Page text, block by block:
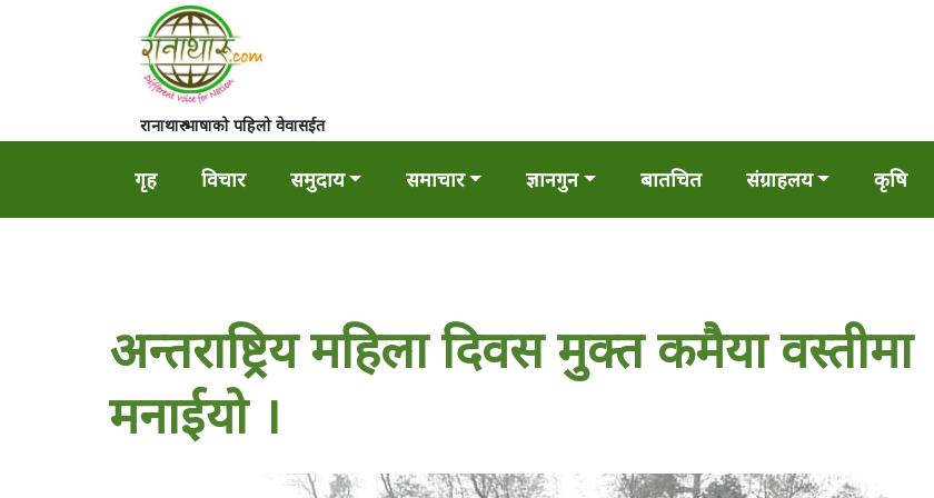
रानाथारु भाषाको पहिलो वेवासईत
गृह विचार समुदाय समाचार ज्ञानगुन बातचित संग्राहलय कृषि
अन्तराष्ट्रिय महिला दिवस मुक्त कमैया वस्तीमा
मनाईयो ।